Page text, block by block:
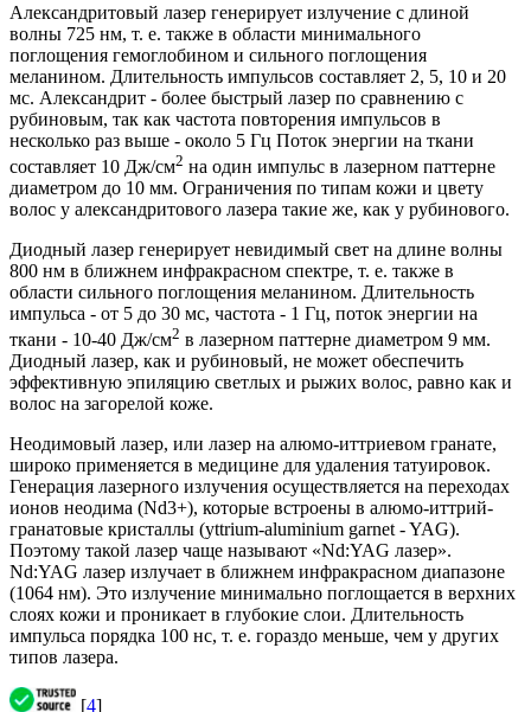
Александритовый лазер генерирует излучение с длиной
волны 725 нм, т. е. также в области минимального
поглощения гемоглобином и сильного поглощения
меланином. Длительность импульсов составляет 2, 5, 10 и 20
мс. Александрит - более быстрый лазер по сравнению с
рубиновым, так как частота повторения импульсов в
несколько раз выше - около 5 Гц Поток энергии на ткани
составляет 10 Дж/см2 на один импульс в лазерном паттерне
диаметром до 10 мм. Ограничения по типам кожи и цвету
волос у александритового лазера такие же, как у рубинового.
Диодный лазер генерирует невидимый свет на длине волны
800 нм в ближнем инфракрасном спектре, т. е. также в
области сильного поглощения меланином. Длительность
импульса - от 5 до 30 мс, частота - 1 Гц, поток энергии на
ткани - 10-40 Дж/см2 в лазерном паттерне диаметром 9 мм.
Диодный лазер, как и рубиновый, не может обеспечить
эффективную эпиляцию светлых и рыжих волос, равно как и
волос на загорелой коже.
Неодимовый лазер, или лазер на алюмо-иттриевом гранате,
широко применяется в медицине для удаления татуировок.
Генерация лазерного излучения осуществляется на переходах
ионов неодима (Nd3+), которые встроены в алюмо-иттрий-
гранатовые кристаллы (yttrium-aluminium garnet - YAG).
Поэтому такой лазер чаще называют «Nd:YAG лазер».
Nd:YAG лазер излучает в ближнем инфракрасном диапазоне
(1064 нм). Это излучение минимально поглощается в верхних
слоях кожи и проникает в глубокие слои. Длительность
импульса порядка 100 нс, т. е. гораздо меньше, чем у других
типов лазера.
[4]